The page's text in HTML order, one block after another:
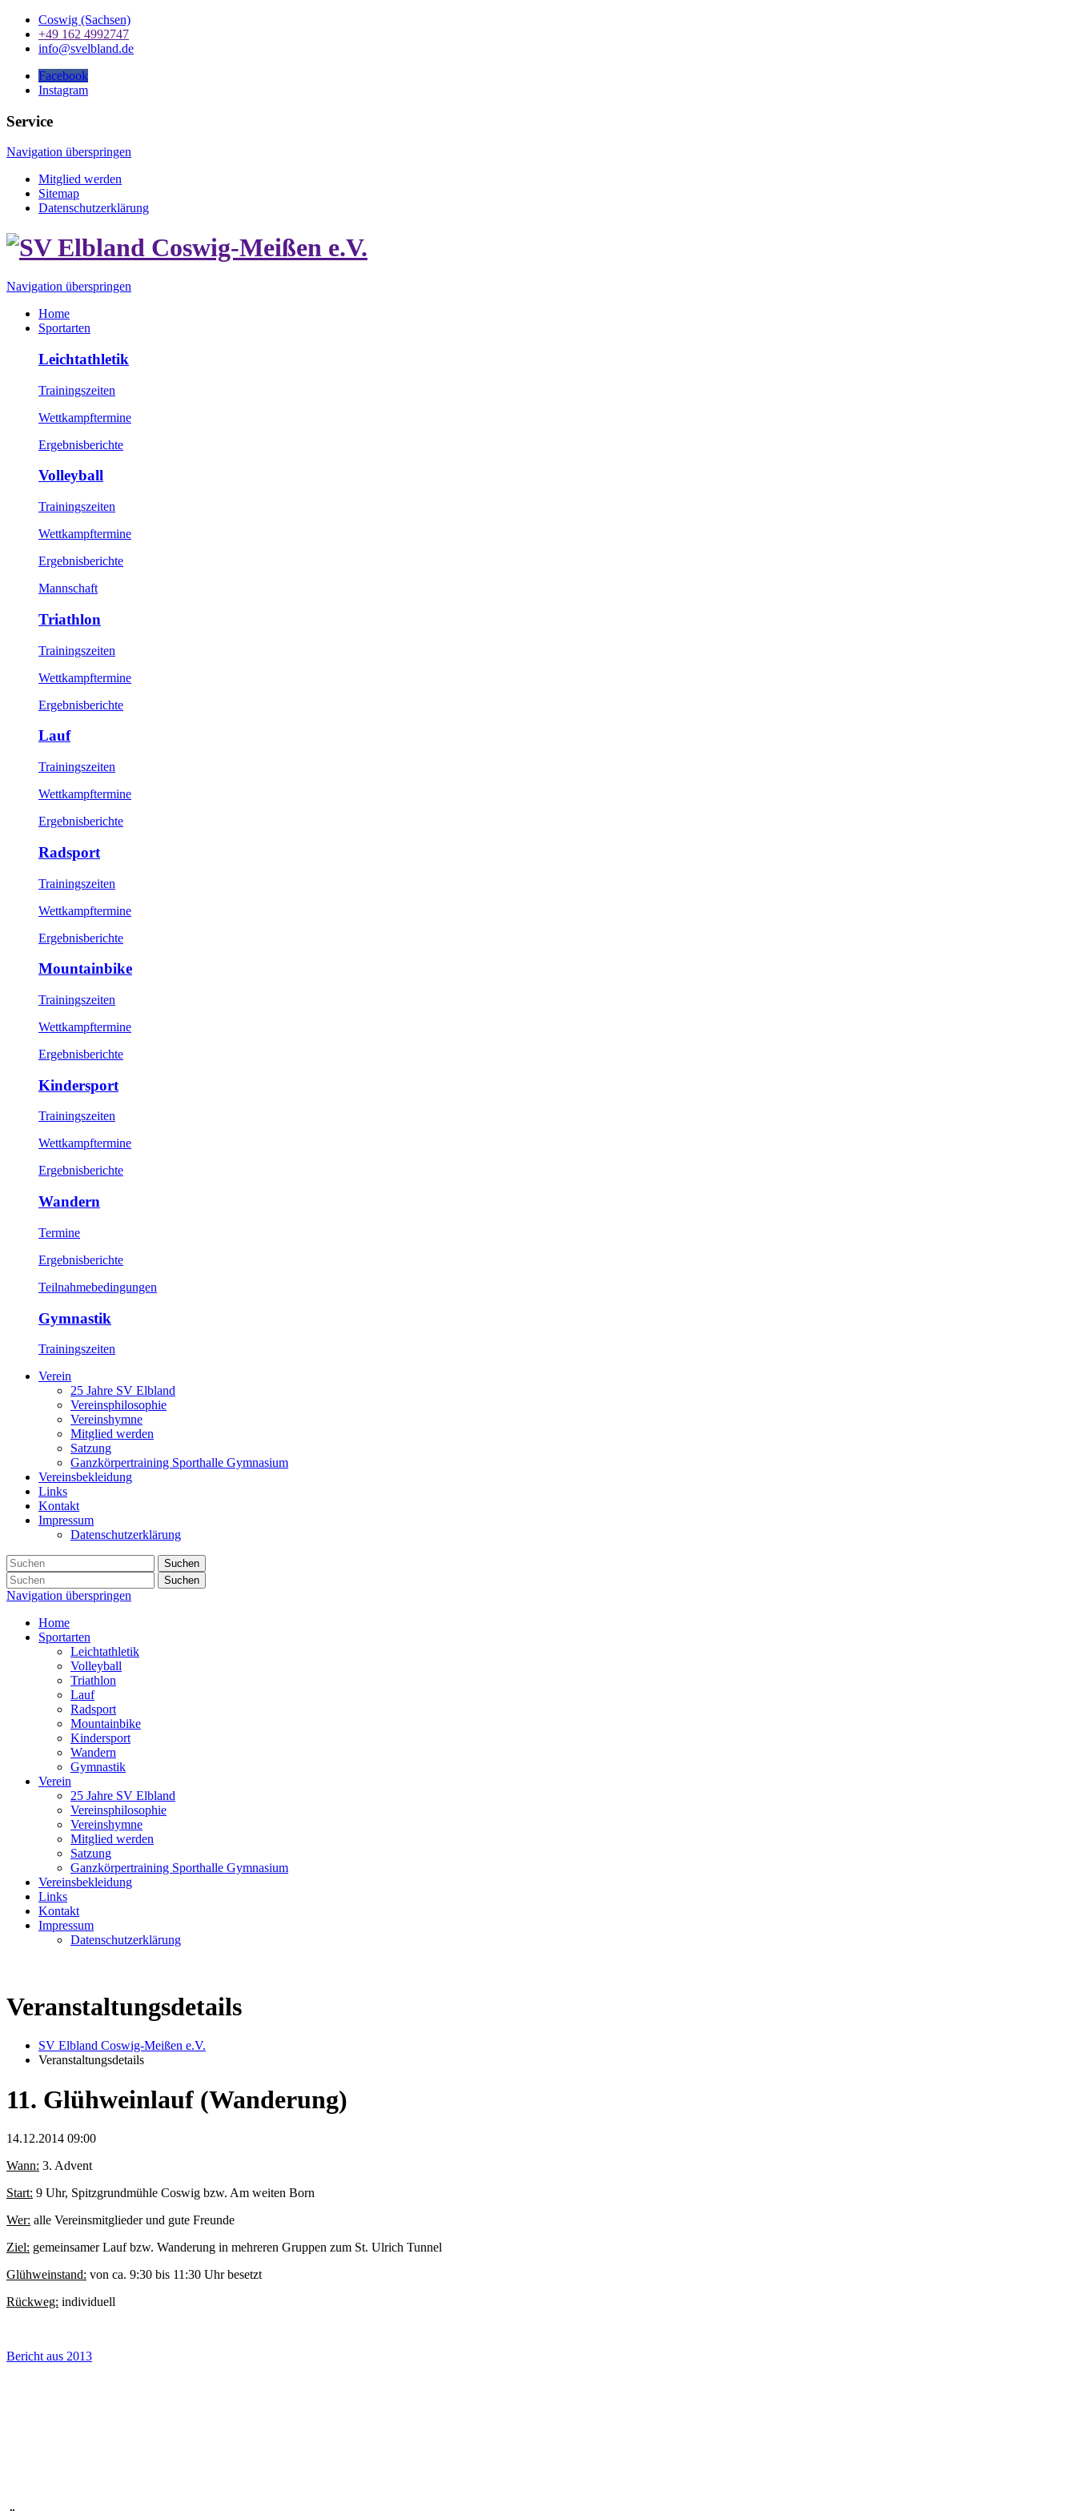
Coswig (Sachsen)
+49 162 4992747
info@svelbland.de
Facebook
Instagram
Service
Navigation überspringen
Mitglied werden
Sitemap
Datenschutzerklärung
Navigation überspringen
Home
Sportarten
Leichtathletik
Trainingszeiten
Wettkampftermine
Ergebnisberichte
Volleyball
Trainingszeiten
Wettkampftermine
Ergebnisberichte
Mannschaft
Triathlon
Trainingszeiten
Wettkampftermine
Ergebnisberichte
Lauf
Trainingszeiten
Wettkampftermine
Ergebnisberichte
Radsport
Trainingszeiten
Wettkampftermine
Ergebnisberichte
Mountainbike
Trainingszeiten
Wettkampftermine
Ergebnisberichte
Kindersport
Trainingszeiten
Wettkampftermine
Ergebnisberichte
Wandern
Termine
Ergebnisberichte
Teilnahmebedingungen
Gymnastik
Trainingszeiten
Verein
25 Jahre SV Elbland
Vereinsphilosophie
Vereinshymne
Mitglied werden
Satzung
Ganzkörpertraining Sporthalle Gymnasium
Vereinsbekleidung
Links
Kontakt
Impressum
Datenschutzerklärung
Suchen
Suchen
Navigation überspringen
Home
Sportarten
Leichtathletik
Volleyball
Triathlon
Lauf
Radsport
Mountainbike
Kindersport
Wandern
Gymnastik
Verein
25 Jahre SV Elbland
Vereinsphilosophie
Vereinshymne
Mitglied werden
Satzung
Ganzkörpertraining Sporthalle Gymnasium
Vereinsbekleidung
Links
Kontakt
Impressum
Datenschutzerklärung
Veranstaltungsdetails
SV Elbland Coswig-Meißen e.V.
Veranstaltungsdetails
11. Glühweinlauf (Wanderung)
14.12.2014 09:00
Wann: 3. Advent
Start: 9 Uhr, Spitzgrundmühle Coswig bzw. Am weiten Born
Wer: alle Vereinsmitglieder und gute Freunde
Ziel: gemeinsamer Lauf bzw. Wanderung in mehreren Gruppen zum St. Ulrich Tunnel
Glühweinstand: von ca. 9:30 bis 11:30 Uhr besetzt
Rückweg: individuell
Bericht aus 2013